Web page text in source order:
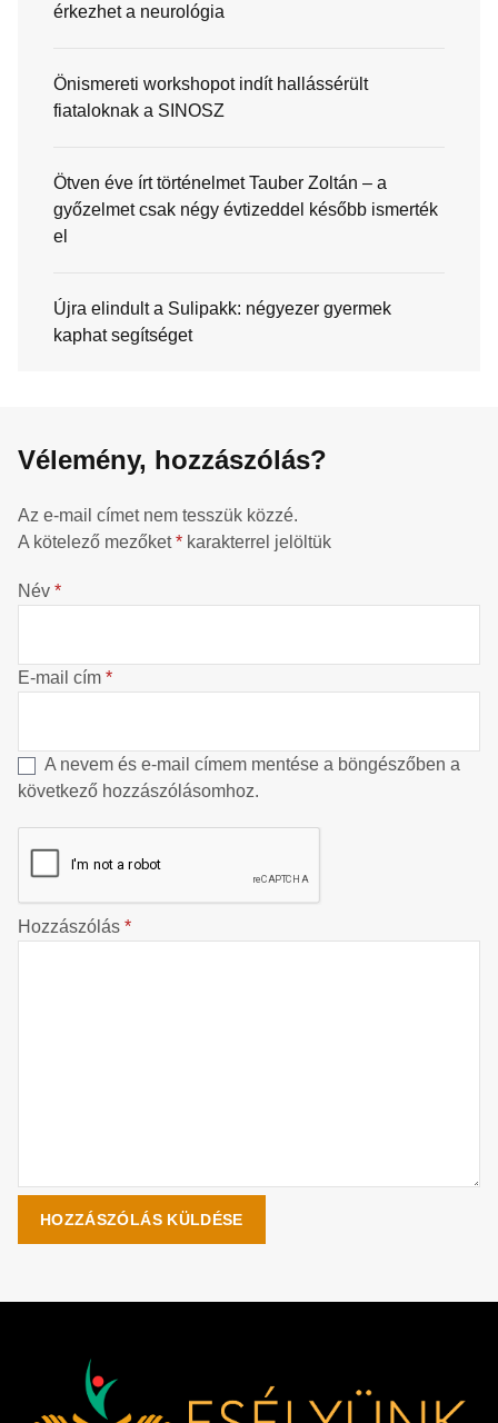
érkezhet a neurológia
Önismereti workshopot indít hallássérült
fiataloknak a SINOSZ
Ötven éve írt történelmet Tauber Zoltán – a
győzelmet csak négy évtizeddel később ismerték
el
Újra elindult a Sulipakk: négyezer gyermek
kaphat segítséget
Vélemény, hozzászólás?
Az e-mail címet nem tesszük közzé.
A kötelező mezőket* karakterrel jelöltük
Név *
E-mail cím *
A nevem és e-mail címem mentése a böngészőben a
következő hozzászólásomhoz.
Hozzászólás *